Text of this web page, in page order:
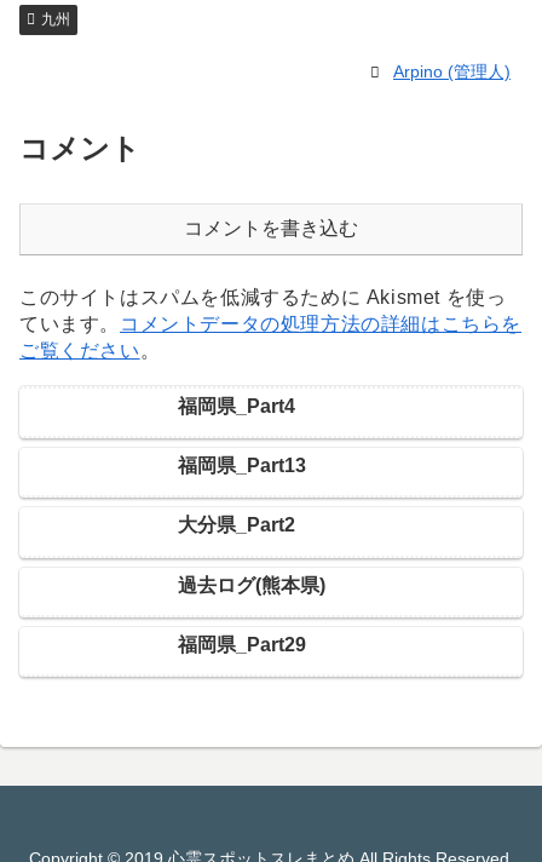
九州
Arpino (管理人)
コメント
コメントを書き込む
このサイトはスパムを低減するために Akismet を使っ
ています。
コメントデータの処理方法の詳細はこちらを
ご覧ください 。
福岡県_Part4
福岡県_Part13
大分県_Part2
過去ログ(熊本県)
福岡県_Part29